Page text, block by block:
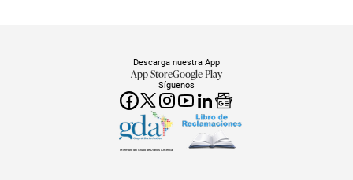
Síguenos
Descarga nuestra App
App StoreGoogle Play
Miembro del Grupo de Diarios América